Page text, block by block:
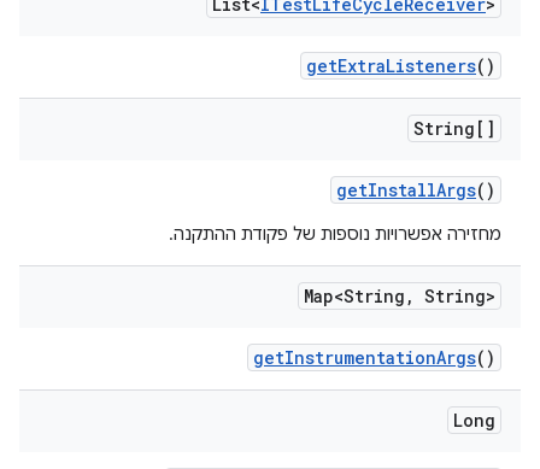
getExtraListeners()
String[]
getInstallArgs()
מחזירה אפשרויות נוספות של פקודת ההתקנה.
Map<String , String>
getInstrumentationArgs()
Long